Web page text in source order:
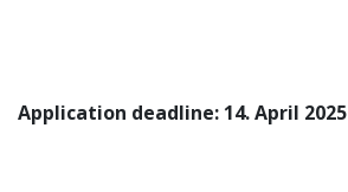
Application deadline: 14. April 2025